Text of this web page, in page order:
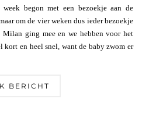
begon met een bezoekje aan de
om de vier weken dus ieder bezoekje
ging mee en we hebben voor het
kort en heel snel, want de baby zwom er
BERICHT